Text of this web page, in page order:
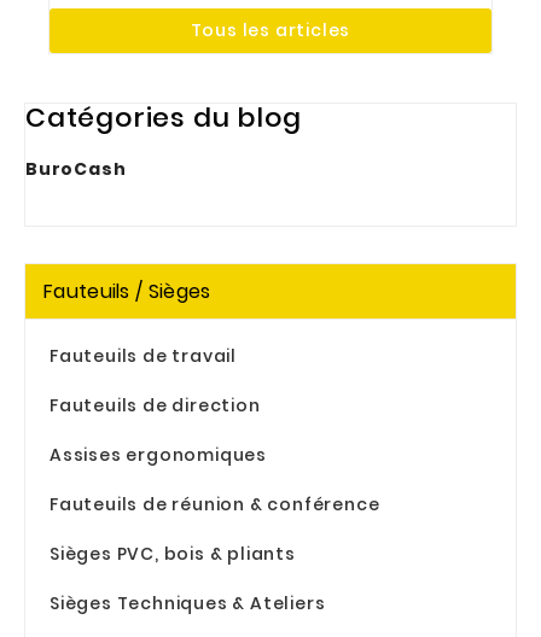
Tous les articles
Catégories du blog
BuroCash
Fauteuils / Sièges
Fauteuils de travail
Fauteuils de direction
Assises ergonomiques
Fauteuils de réunion & conférence
Sièges PVC, bois & pliants
Sièges Techniques & Ateliers